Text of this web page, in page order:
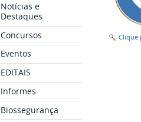
Notícias e
Destaques
Concursos
Eventos
EDITAIS
Informes
Biossegurança
Clique